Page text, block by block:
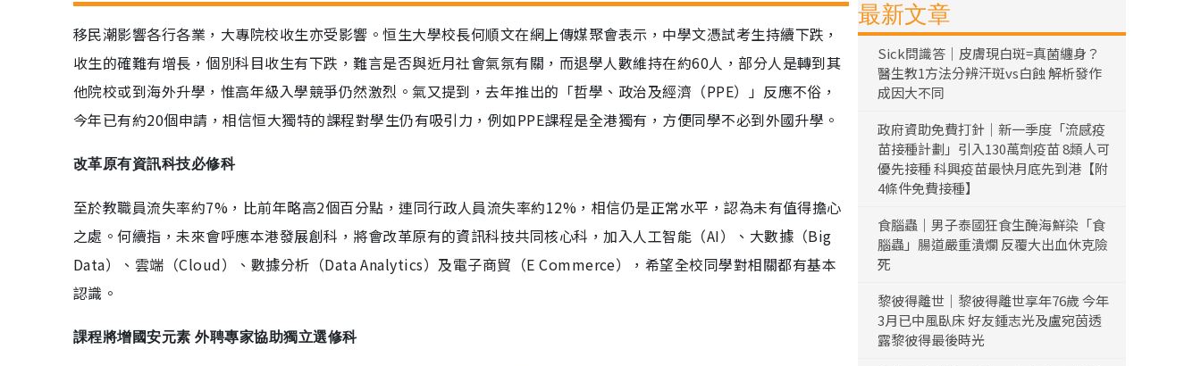
移民潮影響各行各業，大專院校收生亦受影響。恒生大學校長何順文在網上傳媒聚會表示，中學文憑試考生持續下跌，
收生的確難有增長，個別科目收生有下跌，難言是否與近月社會氣氛有關，而退學人數維持在約60人，部分人是轉到其
他院校或到海外升學，惟高年級入學競爭仍然激烈。氣又提到，去年推出的「哲學、政治及經濟（PPE）」反應不俗，
今年已有約20個申請，相信恒大獨特的課程對學生仍有吸引力，例如PPE課程是全港獨有，方便同學不必到外國升學。
改革原有資訊科技必修科
至於教職員流失率約7%，比前年略高2個百分點，連同行政人員流失率約12%，相信仍是正常水平，認為未有值得擔心
之處。何續指，未來會呼應本港發展創科，將會改革原有的資訊科技共同核心科，加入人工智能（AI）、大數據（Big
Data）、雲端（Cloud）、數據分析（Data Analytics）及電子商貿（E Commerce），希望全校同學對相關都有基本
認識。
課程將增國安元素 外聘專家協助獨立選修科
最新文章
Sick問識答｜皮膚現白斑=真菌纏身？
醫生教1方法分辨汗斑vs白蝕 解析發作
成因大不同
政府資助免費打針｜新一季度「流感疫
苗接種計劃」引入130萬劑疫苗 8類人可
優先接種 科興疫苗最快月底先到港【附
4條件免費接種】
食腦蟲｜男子泰國狂食生醃海鮮染「食
腦蟲」腸道嚴重潰爛 反覆大出血休克險
死
黎彼得離世｜黎彼得離世享年76歲 今年
3月已中風臥床 好友鍾志光及盧宛茵透
露黎彼得最後時光